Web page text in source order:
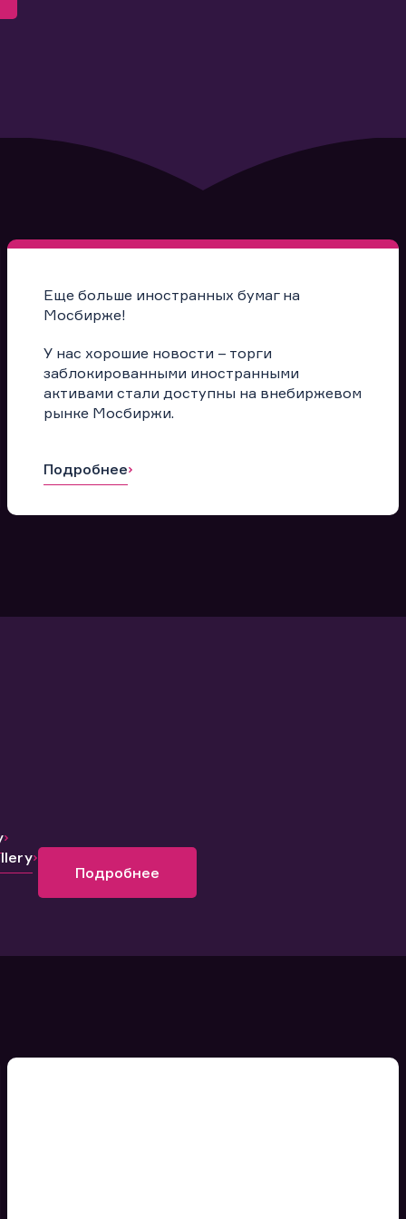
Еще больше иностранных бумаг на
Мосбирже!
У нас хорошие новости – торги
заблокированными иностранными
активами стали доступны на внебиржевом
рынке Мосбиржи.
Подробнее
Подробнее